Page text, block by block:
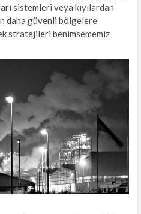
sistemleri veya kıyılardan
daha güvenli bölgelere
stratejileri benimsememiz